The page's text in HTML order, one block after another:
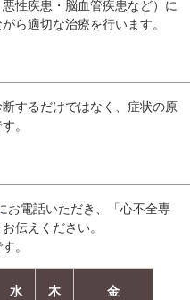
性疾患・脳血管疾患など）に
ら適切な治療を行います。
するだけではなく、症状の原
。
お電話いただき、「心不全専
伝えください。
。
水 木 金